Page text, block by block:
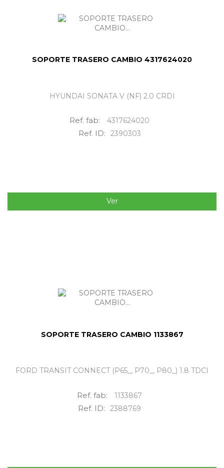
SOPORTE TRASERO CAMBIO 4317624020
HYUNDAI SONATA V (NF) 2.0 CRDI
Ref. fab: 4317624020
Ref. ID: 2390303
Ver
SOPORTE TRASERO CAMBIO 1133867
FORD TRANSIT CONNECT (P65_, P70_, P80_) 1.8 TDCI
Ref. fab: 1133867
Ref. ID: 2388769